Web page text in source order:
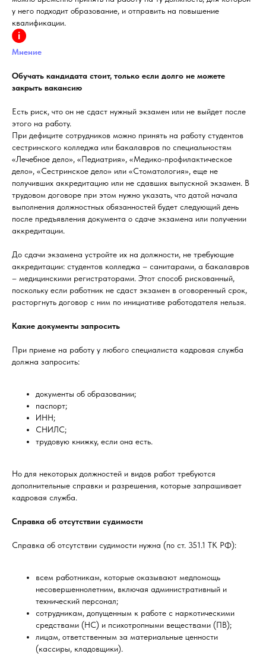
у него подходит образование, и отправить на повышение
квалификации.
Мнение
Обучать кандидата стоит, только если долго не можете
закрыть вакансию
Есть риск, что он не сдаст нужный экзамен или не выйдет после
этого на работу.
При дефиците сотрудников можно принять на работу студентов
сестринского колледжа или бакалавров по специальностям
«Лечебное дело», «Педиатрия», «Медико-профилактическое
дело», «Сестринское дело» или «Стоматология», еще не
получивших аккредитацию или не сдавших выпускной экзамен. В
трудовом договоре при этом нужно указать, что датой начала
выполнения должностных обязанностей будет следующий день
после предъявления документа о сдаче экзамена или получении
аккредитации.
До сдачи экзамена устройте их на должности, не требующие
аккредитации: студентов колледжа – санитарами, а бакалавров
– медицинскими регистраторами. Этот способ рискованный,
поскольку если работник не сдаст экзамен в оговоренный срок,
расторгнуть договор с ним по инициативе работодателя нельзя.
Какие документы запросить
При приеме на работу у любого специалиста кадровая служба
должна запросить:
документы об образовании;
паспорт;
ИНН;
СНИЛС;
трудовую книжку, если она есть.
Но для некоторых должностей и видов работ требуются
дополнительные справки и разрешения, которые запрашивает
кадровая служба.
Справка об отсутствии судимости
Справка об отсутствии судимости нужна (по ст. 351.1 ТК РФ):
всем работникам, которые оказывают медпомощь
несовершеннолетним, включая административный и
технический персонал;
сотрудникам, допущенным к работе с наркотическими
средствами (НС) и психотропными веществами (ПВ);
лицам, ответственным за материальные ценности
(кассиры, кладовщики).